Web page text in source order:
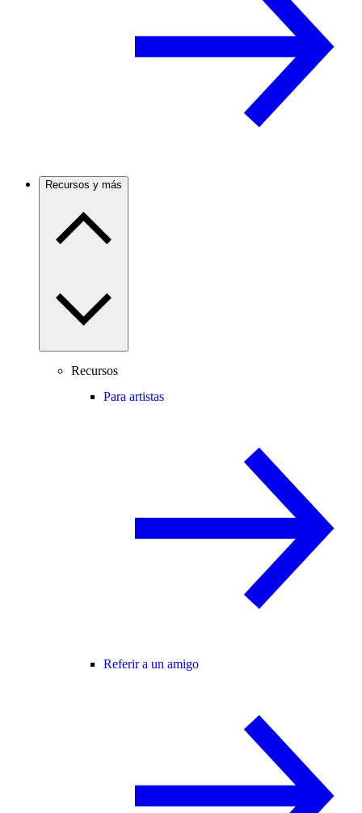
Recursos y más
Recursos
Para artistas
Referir a un amigo